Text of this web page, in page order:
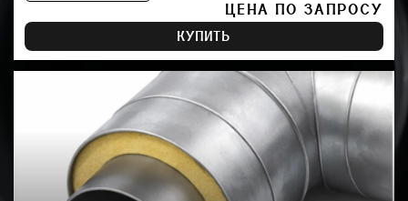
ЦЕНА ПО ЗАПРОСУ
КУПИТЬ